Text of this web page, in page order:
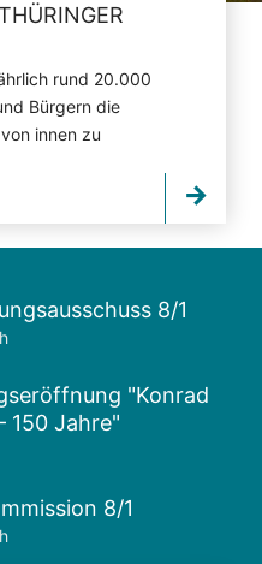
rund 20.000
Bürgern die
innen zu
8/1
"Konrad
150 Jahre"
8/1